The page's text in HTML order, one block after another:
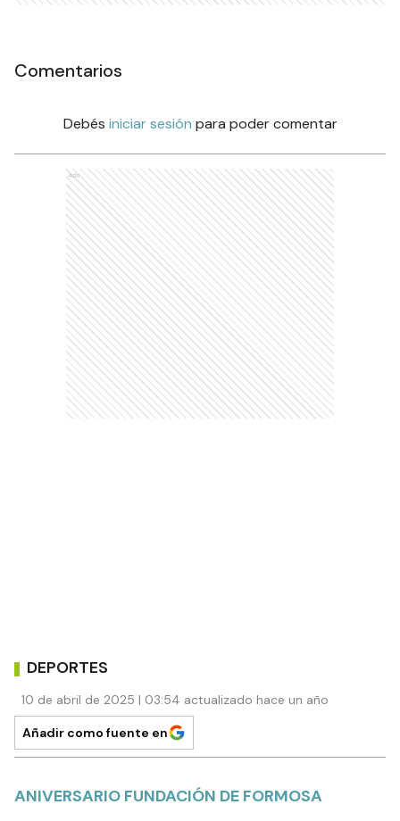
Comentarios
Debés iniciar sesión para poder comentar
Ads
DEPORTES
10 de abril de 2025 | 03:54 actualizado hace un año
Añadir como fuente en
ANIVERSARIO FUNDACIÓN DE FORMOSA